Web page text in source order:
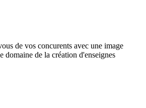
de vos concurents avec une image
domaine de la création d'enseignes